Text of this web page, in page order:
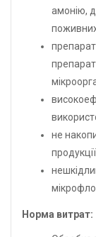
амонію,
поживних
препарат
не
Норма витрат: